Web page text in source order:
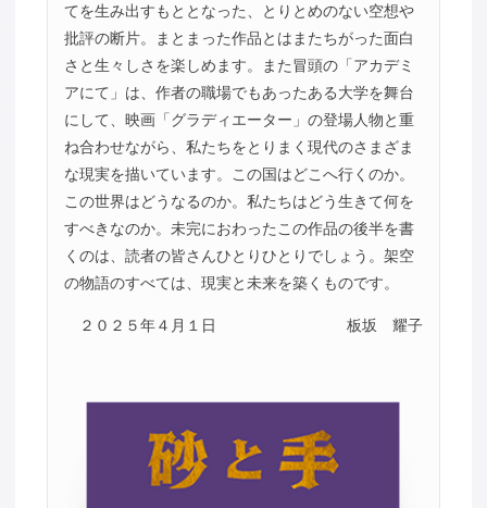
てを生み出すもととなった、とりとめのない空想や
批評の断片。まとまった作品とはまたちがった面白
さと生々しさを楽しめます。また冒頭の「アカデミ
アにて」は、作者の職場でもあったある大学を舞台
にして、映画「グラディエーター」の登場人物と重
ね合わせながら、私たちをとりまく現代のさまざま
な現実を描いています。この国はどこへ行くのか。
この世界はどうなるのか。私たちはどう生きて何を
すべきなのか。未完におわったこの作品の後半を書
くのは、読者の皆さんひとりひとりでしょう。架空
の物語のすべては、現実と未来を築くものです。
２０２５年４月１日 板坂 耀子